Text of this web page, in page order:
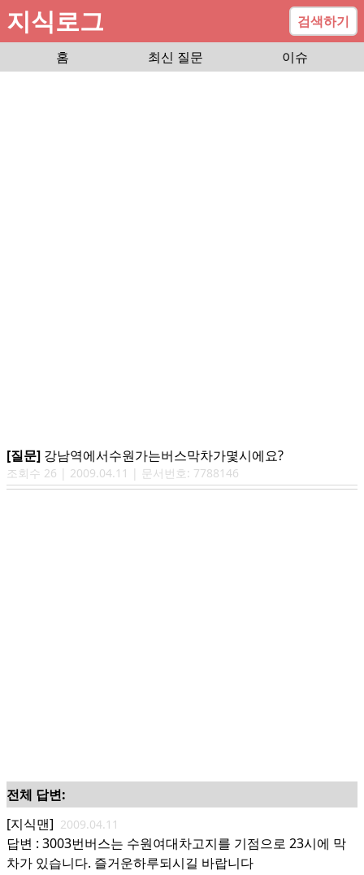
지식로그
검색하기
홈
최신 질문 이슈
[질문] 강남역에서수원가는버스막차가몇시에요?
조회수 26 | 2009.04.11 | 문서번호: 7788146
전체 답변:
[지식맨] 2009.04.11
답변 : 3003번버스는 수원여대차고지를 기점으로 23시에 막
차가 있습니다. 즐거운하루되시길 바랍니다